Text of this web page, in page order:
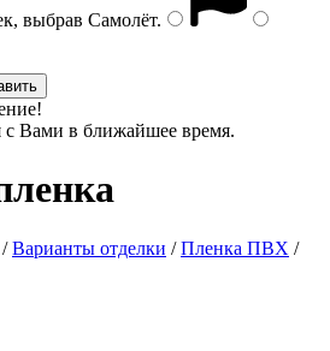
выбрав Самолёт.
Вами в ближайшее время.
/Варианты отделки /Пленка ПВХ /